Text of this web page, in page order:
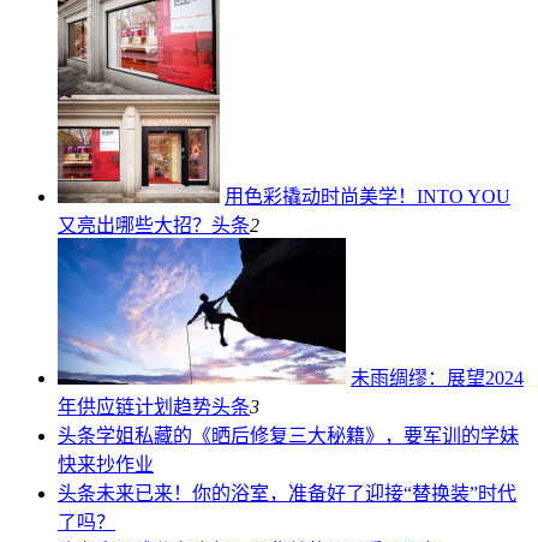
用色彩撬动时尚美学！INTO YOU
又亮出哪些大招？ 头条2
未雨绸缪：展望2024
年供应链计划趋势头条3
头条学姐私藏的《晒后修复三大秘籍》，要军训的学妹
快来抄作业
头条未来已来！你的浴室，准备好了迎接“替换装”时代
了吗？